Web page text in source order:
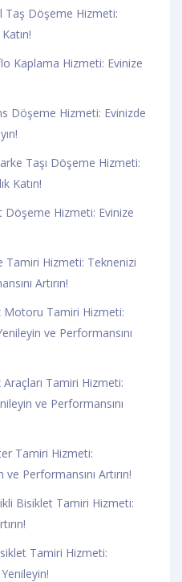
Taş Döşeme Hizmeti:
Kaplama Hizmeti: Evinize
Döşeme Hizmeti: Evinizde
Taşı Döşeme Hizmeti:
Katın!
Hizmeti: Evinize
Tamiri Hizmeti: Teknenizi
Artırın!
Motoru Tamiri Hizmeti:
ve Performansını
Tamiri Hizmeti:
ve Performansını
Tamiri Hizmeti:
ve Performansını Artırın!
Bisiklet Tamiri Hizmeti:
Tamiri Hizmeti: